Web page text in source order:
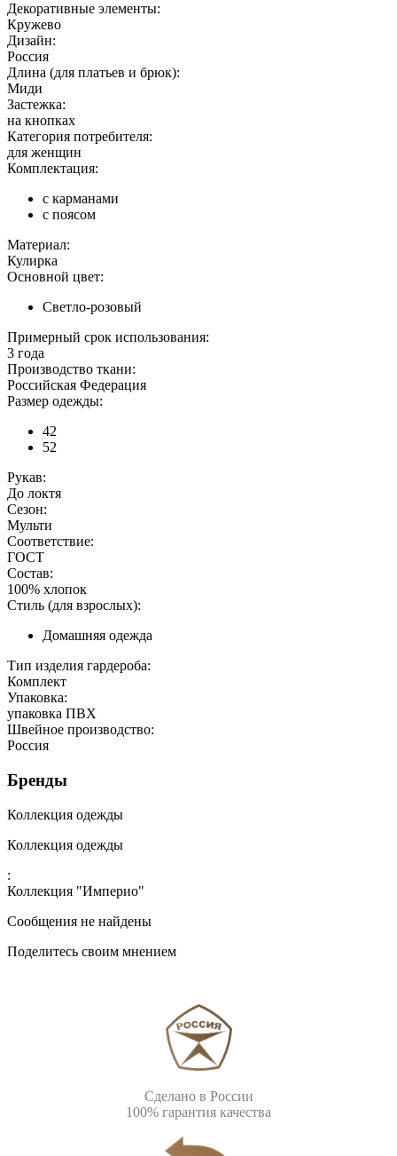
Декоративные элементы:
Кружево
Дизайн:
Россия
Длина (для платьев и брюк):
Миди
Застежка:
на кнопках
Категория потребителя:
для женщин
Комплектация:
с карманами
с поясом
Материал:
Кулирка
Основной цвет:
Светло-розовый
Примерный срок использования:
3 года
Производство ткани:
Российская Федерация
Размер одежды:
42
52
Рукав:
До локтя
Сезон:
Мульти
Соответствие:
ГОСТ
Состав:
100% хлопок
Стиль (для взрослых):
Домашняя одежда
Тип изделия гардероба:
Комплект
Упаковка:
упаковка ПВХ
Швейное производство:
Россия
Бренды
Коллекция одежды
Коллекция одежды
:
Коллекция "Империо"
Сообщения не найдены
Поделитесь своим мнением
Сделано в России
100% гарантия качества